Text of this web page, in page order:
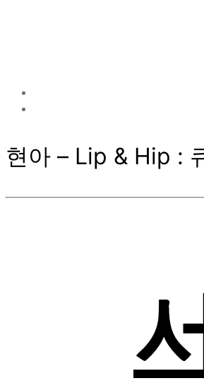
현아 – Lip & Hip :